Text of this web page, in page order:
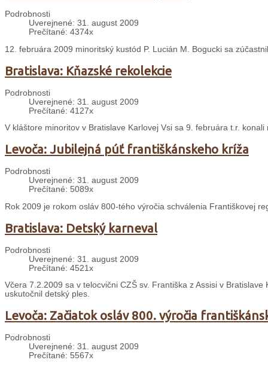
Podrobnosti
Uverejnené: 31. august 2009
Prečítané: 4374x
12. februára 2009 minoritský kustód P. Lucián M. Bogucki sa
Bratislava: Kňazské rekolekcie
Podrobnosti
Uverejnené: 31. august 2009
Prečítané: 4127x
V kláštore minoritov v Bratislave Karlovej Vsi sa 9. februára t.r.
Levoča: Jubilejná púť františkánskeho kríža
Podrobnosti
Uverejnené: 31. august 2009
Prečítané: 5089x
Rok 2009 je rokom osláv 800-tého výročia schválenia Františkovej
Bratislava: Detský karneval
Podrobnosti
Uverejnené: 31. august 2009
Prečítané: 4521x
Včera 7.2.2009 sa v telocvični CZŠ sv. Františka z Assisi v
uskutočnil detský ples.
Levoča: Začiatok osláv 800. výročia
Podrobnosti
Uverejnené: 31. august 2009
Prečítané: 5567x